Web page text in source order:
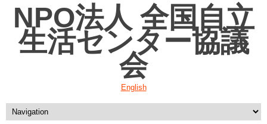
NPO法人 全国自立
生活センター協議
会
English